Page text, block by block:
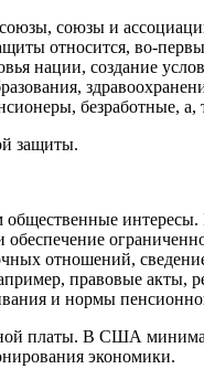
союзы и
относится, во-
нации, создание
безработные,
защиты.
интересы.
отношений,
правовые
и нормы
платы. В США
экономики.